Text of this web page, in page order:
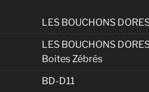
LES BOUCHONS
LES BOUCHONS
Boites Zébrés
BD-D11